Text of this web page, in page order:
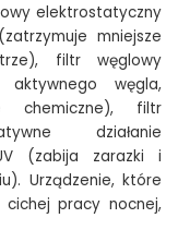
elektrostatyczny
mniejsze
filtr węglowy
węgla,
chemiczne), filtr
działanie
(zabija zarazki i
Urządzenie, które
pracy nocnej,